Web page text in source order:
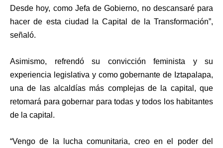
Desde hoy, como Jefa de Gobierno, no descansaré para
hacer de esta ciudad la Capital de la Transformación”,
señaló.
Asimismo, refrendó su convicción feminista y su
experiencia legislativa y como gobernante de Iztapalapa,
una de las alcaldías más complejas de la capital, que
retomará para gobernar para todas y todos los habitantes
de la capital.
“Vengo de la lucha comunitaria, creo en el poder del